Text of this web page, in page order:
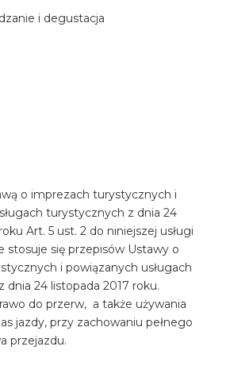
i degustacja
o imprezach turystycznych i
turystycznych z dnia 24
Art. 5 ust. 2 do niniejszej usługi
stosuje się przepisów Ustawy o
i powiązanych usługach
dnia 24 listopada 2017 roku.
do przerw, a także używania
jazdy, przy zachowaniu pełnego
przejazdu.